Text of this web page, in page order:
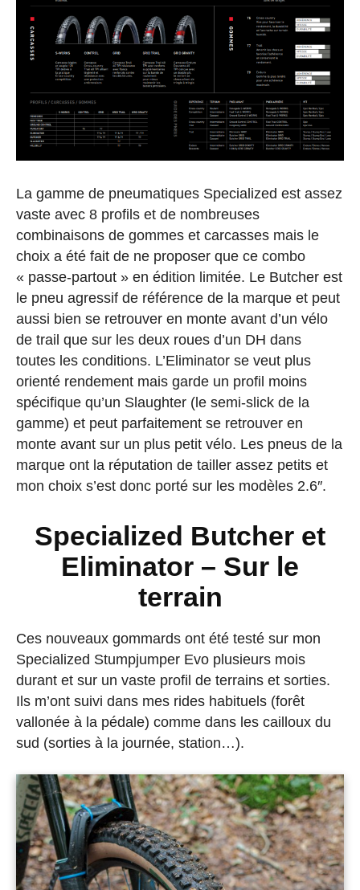
La gamme de pneumatiques Specialized est assez
vaste avec 8 profils et de nombreuses
combinaisons de gommes et carcasses mais le
choix a été fait de ne proposer que ce combo
« passe-partout » en édition limitée. Le Butcher est
le pneu agressif de référence de la marque et peut
aussi bien se retrouver en monte avant d’un vélo
de trail que sur les deux roues d’un DH dans
toutes les conditions. L’Eliminator se veut plus
orienté rendement mais garde un profil moins
spécifique qu’un Slaughter (le semi-slick de la
gamme) et peut parfaitement se retrouver en
monte avant sur un plus petit vélo. Les pneus de la
marque ont la réputation de tailler assez petits et
mon choix s’est donc porté sur les modèles 2.6″.
Specialized Butcher et
Eliminator – Sur le
terrain
Ces nouveaux gommards ont été testé sur mon
Specialized Stumpjumper Evo plusieurs mois
durant et sur un vaste profil de terrains et sorties.
Ils m’ont suivi dans mes rides habituels (forêt
vallonée à la pédale) comme dans les cailloux du
sud (sorties à la journée, station…).